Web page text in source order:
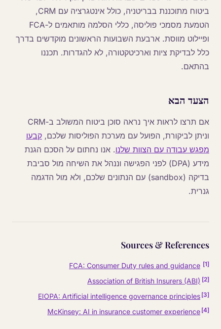
ביטוח מתוכננת בבריטניה, כולל אינטגרציה עם CRM,
הטמעת מסמכי פוליסה, כללי הסלמה מותאמים ל-FCA
ופיילוט מווסת. ארבעת השבועות הראשונים מוקדשים בדרך
כלל לבדיקת ציות וארכיטקטורה, לא להגדרות. תכננו
בהתאם.
הצעד הבא
אם תרצו לראות איך נראה סוכן ביטוח המשולב ב-CRM
וניתן לביקורת, הפועל עם מערכת הפוליסות שלכם, קבעו
מפגש עבודה עם הצוות שלנו. אנו נחתום על הסכם הגנת
מידע (DPA) לפני הפגישה וננהל את השיחה מול סביבת
בדיקה (sandbox) עם הנתונים שלכם, ולא מול הדגמה
גנרית.
Sources & References
[
1
]
FCA: Consumer Duty rules and guidance
[
2
]
Association of British Insurers (ABI)
[
3
]
EIOPA: Artificial intelligence governance principles
[
4
]
McKinsey: AI in insurance customer experience